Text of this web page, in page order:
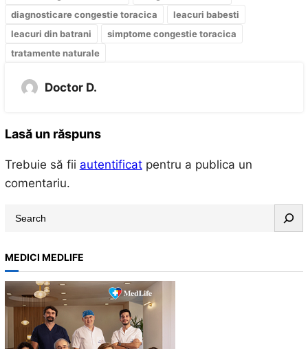
diagnosticare congestie toracica
leacuri babesti
leacuri din batrani
simptome congestie toracica
tratamente naturale
Doctor D.
Lasă un răspuns
Trebuie să fii autentificatpentru a publica un
comentariu.
a
r
c
h
MEDICI MEDLIFE